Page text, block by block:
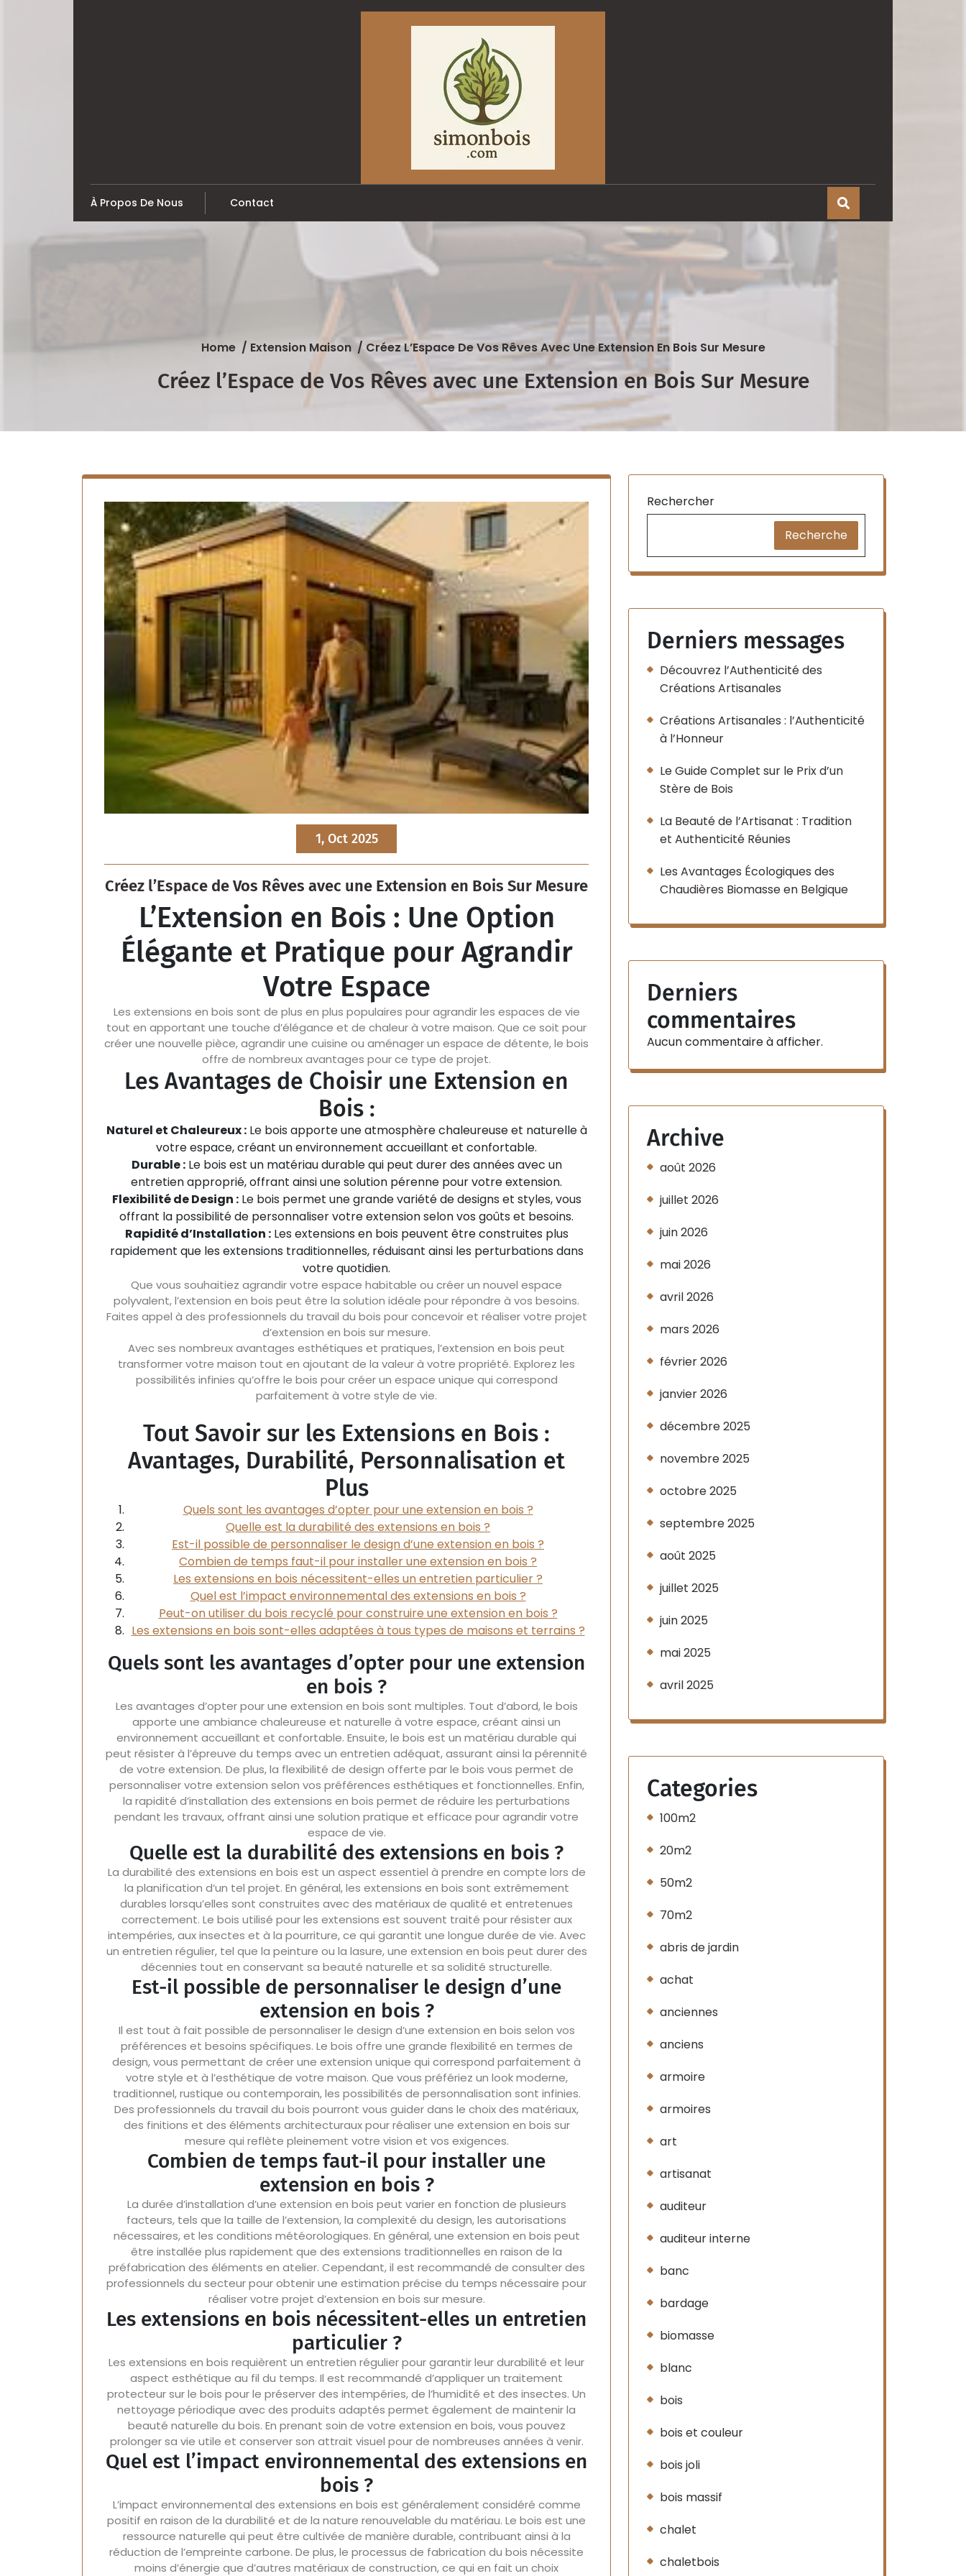
À Propos De Nous Contact
Home/ Extension Maison/Créez L’Espace De Vos Rêves Avec Une Extension En Bois Sur Mesure
Créez l’Espace de Vos Rêves avec une Extension en Bois Sur Mesure
1, Oct 2025
Créez l’Espace de Vos Rêves avec une Extension en Bois Sur Mesure
L’Extension en Bois : Une Option
Élégante et Pratique pour Agrandir
Votre Espace
Les extensions en bois sont de plus en plus populaires pour agrandir les espaces de vie
tout en apportant une touche d’élégance et de chaleur à votre maison. Que ce soit pour
créer une nouvelle pièce, agrandir une cuisine ou aménager un espace de détente, le bois
offre de nombreux avantages pour ce type de projet.
Les Avantages de Choisir une Extension en
Bois :
Naturel et Chaleureux :Le bois apporte une atmosphère chaleureuse et naturelle à
votre espace, créant un environnement accueillant et confortable.
Durable :Le bois est un matériau durable qui peut durer des années avec un
entretien approprié, offrant ainsi une solution pérenne pour votre extension.
Flexibilité de Design :Le bois permet une grande variété de designs et styles, vous
offrant la possibilité de personnaliser votre extension selon vos goûts et besoins.
Rapidité d’Installation :Les extensions en bois peuvent être construites plus
rapidement que les extensions traditionnelles, réduisant ainsi les perturbations dans
votre quotidien.
Que vous souhaitiez agrandir votre espace habitable ou créer un nouvel espace
polyvalent, l’extension en bois peut être la solution idéale pour répondre à vos besoins.
Faites appel à des professionnels du travail du bois pour concevoir et réaliser votre projet
d’extension en bois sur mesure.
Avec ses nombreux avantages esthétiques et pratiques, l’extension en bois peut
transformer votre maison tout en ajoutant de la valeur à votre propriété. Explorez les
possibilités infinies qu’offre le bois pour créer un espace unique qui correspond
parfaitement à votre style de vie.
Tout Savoir sur les Extensions en Bois :
Avantages, Durabilité, Personnalisation et
Plus
Quels sont les avantages d’opter pour une extension en bois ?
Quelle est la durabilité des extensions en bois ?
Est-il possible de personnaliser le design d’une extension en bois ?
Combien de temps faut-il pour installer une extension en bois ?
Les extensions en bois nécessitent-elles un entretien particulier ?
Quel est l’impact environnemental des extensions en bois ?
Peut-on utiliser du bois recyclé pour construire une extension en bois ?
Les extensions en bois sont-elles adaptées à tous types de maisons et terrains ?
Quels sont les avantages d’opter pour une extension
en bois ?
Les avantages d’opter pour une extension en bois sont multiples. Tout d’abord, le bois
apporte une ambiance chaleureuse et naturelle à votre espace, créant ainsi un
environnement accueillant et confortable. Ensuite, le bois est un matériau durable qui
peut résister à l’épreuve du temps avec un entretien adéquat, assurant ainsi la pérennité
de votre extension. De plus, la flexibilité de design offerte par le bois vous permet de
personnaliser votre extension selon vos préférences esthétiques et fonctionnelles. Enfin,
la rapidité d’installation des extensions en bois permet de réduire les perturbations
pendant les travaux, offrant ainsi une solution pratique et efficace pour agrandir votre
espace de vie.
Quelle est la durabilité des extensions en bois ?
La durabilité des extensions en bois est un aspect essentiel à prendre en compte lors de
la planification d’un tel projet. En général, les extensions en bois sont extrêmement
durables lorsqu’elles sont construites avec des matériaux de qualité et entretenues
correctement. Le bois utilisé pour les extensions est souvent traité pour résister aux
intempéries, aux insectes et à la pourriture, ce qui garantit une longue durée de vie. Avec
un entretien régulier, tel que la peinture ou la lasure, une extension en bois peut durer des
décennies tout en conservant sa beauté naturelle et sa solidité structurelle.
Est-il possible de personnaliser le design d’une
extension en bois ?
Il est tout à fait possible de personnaliser le design d’une extension en bois selon vos
préférences et besoins spécifiques. Le bois offre une grande flexibilité en termes de
design, vous permettant de créer une extension unique qui correspond parfaitement à
votre style et à l’esthétique de votre maison. Que vous préfériez un look moderne,
traditionnel, rustique ou contemporain, les possibilités de personnalisation sont infinies.
Des professionnels du travail du bois pourront vous guider dans le choix des matériaux,
des finitions et des éléments architecturaux pour réaliser une extension en bois sur
mesure qui reflète pleinement votre vision et vos exigences.
Combien de temps faut-il pour installer une
extension en bois ?
La durée d’installation d’une extension en bois peut varier en fonction de plusieurs
facteurs, tels que la taille de l’extension, la complexité du design, les autorisations
nécessaires, et les conditions météorologiques. En général, une extension en bois peut
être installée plus rapidement que des extensions traditionnelles en raison de la
préfabrication des éléments en atelier. Cependant, il est recommandé de consulter des
professionnels du secteur pour obtenir une estimation précise du temps nécessaire pour
réaliser votre projet d’extension en bois sur mesure.
Les extensions en bois nécessitent-elles un entretien
particulier ?
Les extensions en bois requièrent un entretien régulier pour garantir leur durabilité et leur
aspect esthétique au fil du temps. Il est recommandé d’appliquer un traitement
protecteur sur le bois pour le préserver des intempéries, de l’humidité et des insectes. Un
nettoyage périodique avec des produits adaptés permet également de maintenir la
beauté naturelle du bois. En prenant soin de votre extension en bois, vous pouvez
prolonger sa vie utile et conserver son attrait visuel pour de nombreuses années à venir.
Quel est l’impact environnemental des extensions en
bois ?
L’impact environnemental des extensions en bois est généralement considéré comme
positif en raison de la durabilité et de la nature renouvelable du matériau. Le bois est une
ressource naturelle qui peut être cultivée de manière durable, contribuant ainsi à la
réduction de l’empreinte carbone. De plus, le processus de fabrication du bois nécessite
moins d’énergie que d’autres matériaux de construction, ce qui en fait un choix
Rechercher
Recherche
Derniers messages
Découvrez l’Authenticité des
Créations Artisanales
Créations Artisanales : l’Authenticité
à l’Honneur
Le Guide Complet sur le Prix d’un
Stère de Bois
La Beauté de l’Artisanat : Tradition
et Authenticité Réunies
Les Avantages Écologiques des
Chaudières Biomasse en Belgique
Derniers
commentaires
Aucun commentaire à afficher.
Archive
août 2026
juillet 2026
juin 2026
mai 2026
avril 2026
mars 2026
février 2026
janvier 2026
décembre 2025
novembre 2025
octobre 2025
septembre 2025
août 2025
juillet 2025
juin 2025
mai 2025
avril 2025
Categories
100m2
20m2
50m2
70m2
abris de jardin
achat
anciennes
anciens
armoire
armoires
art
artisanat
auditeur
auditeur interne
banc
bardage
biomasse
blanc
bois
bois et couleur
bois joli
bois massif
chalet
chaletbois